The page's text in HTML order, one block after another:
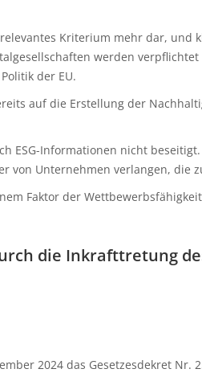
Kriterium mehr dar,
werden
der EU.
auf die Erstellung der
ESG-Informationen nicht
von Unternehmen verlangen, die
Faktor der
die Inkrafttretung
2024 das Gesetzesdekret